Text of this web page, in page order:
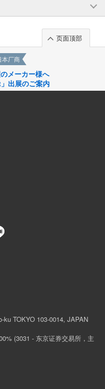
页面顶部
本厂商
メーカー様へ
出展のご案内
ku TOKYO 103-0014, JAPAN
(3031 - 东京证券交易所，主